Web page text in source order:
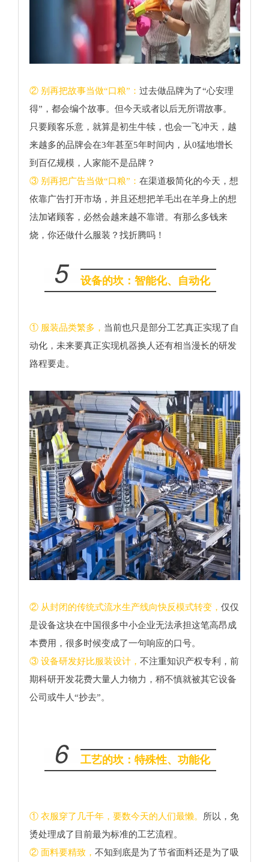
② 别再把故事当做“口粮”： 过去做品牌为了“心安理
得”，都会编个故事。但今天或者以后无所谓故事。
只要顾客乐意，就算是初生牛犊，也会一飞冲天，越
来越多的品牌会在3年甚至5年时间内，从0猛地增长
到百亿规模，人家能不是品牌？
③ 别再把广告当做“口粮”： 在渠道极简化的今天，想
依靠广告打开市场，并且还想把羊毛出在羊身上的想
法加诸顾客，必然会越来越不靠谱。有那么多钱来
烧，你还做什么服装？找折腾吗！
5 设备的坎：智能化、自动化
① 服装品类繁多， 当前也只是部分工艺真正实现了自
动化，未来要真正实现机器换人还有相当漫长的研发
路程要走。
② 从封闭的传统式流水生产线向快反模式转变， 仅仅
是设备这块在中国很多中小企业无法承担这笔高昂成
本费用，很多时候变成了一句响应的口号。
③ 设备研发好比服装设计， 不注重知识产权专利，前
期科研开发花费大量人力物力，稍不慎就被其它设备
公司或牛人“抄去”。
6 工艺的坎：特殊性、功能化
① 衣服穿了几千年，要数今天的人们最懒。
所以，免
烫处理成了目前最为标准的工艺流程。
② 面料要精致， 不知到底是为了节省面料还是为了吸